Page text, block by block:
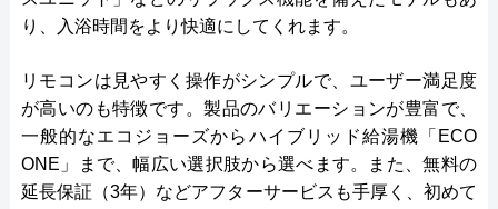
り、入浴時間をより快適にしてくれます。
リモコンは見やすく操作がシンプルで、ユーザー満足度
が高いのも特徴です。製品のバリエーションが豊富で、
一般的なエコジョーズからハイブリッド給湯機「ECO
ONE」まで、幅広い選択肢から選べます。また、無料の
延長保証（3年）などアフターサービスも手厚く、初めて